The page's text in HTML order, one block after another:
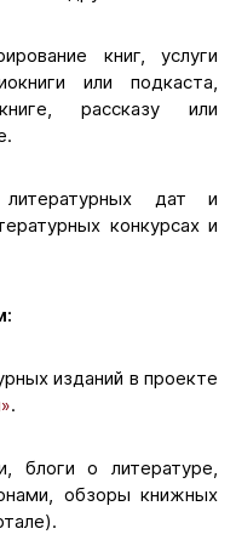
книг, услуги
или подкаста,
рассказу или
дат и
конкурсах и
изданий в проекте
.
блоги о литературе,
обзоры книжных